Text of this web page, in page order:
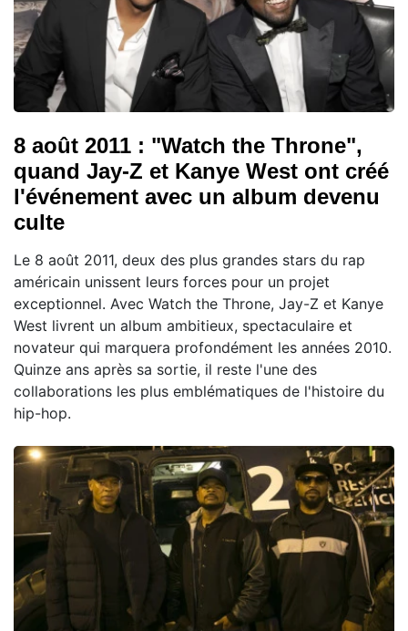
8 août 2011 : "Watch the Throne",
quand Jay-Z et Kanye West ont créé
l'événement avec un album devenu
culte
Le 8 août 2011, deux des plus grandes stars du rap
américain unissent leurs forces pour un projet
exceptionnel. Avec Watch the Throne, Jay-Z et Kanye
West livrent un album ambitieux, spectaculaire et
novateur qui marquera profondément les années 2010.
Quinze ans après sa sortie, il reste l'une des
collaborations les plus emblématiques de l'histoire du
hip-hop.